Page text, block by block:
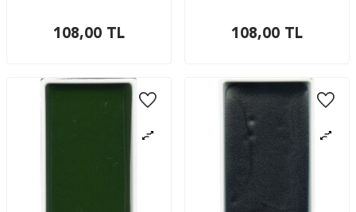
108,00 TL 108,00 TL